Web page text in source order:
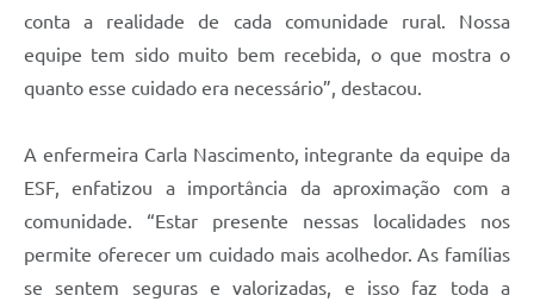
conta a realidade de cada comunidade rural. Nossa
equipe tem sido muito bem recebida, o que mostra o
quanto esse cuidado era necessário”, destacou.
A enfermeira Carla Nascimento, integrante da equipe da
ESF, enfatizou a importância da aproximação com a
comunidade. “Estar presente nessas localidades nos
permite oferecer um cuidado mais acolhedor. As famílias
se sentem seguras e valorizadas, e isso faz toda a